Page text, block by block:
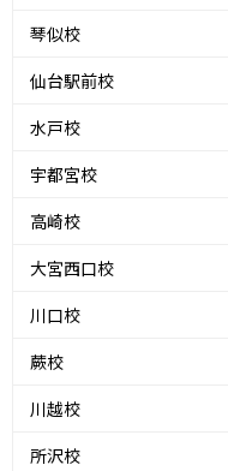
琴似校
仙台駅前校
水戸校
宇都宮校
高崎校
大宮西口校
川口校
蕨校
川越校
所沢校